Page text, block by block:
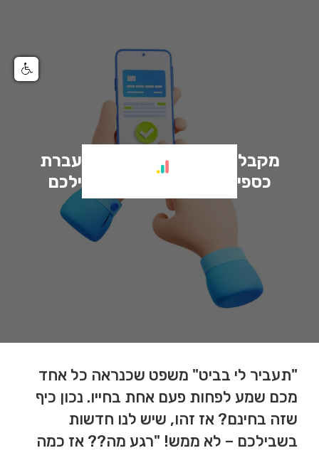
מקבלים כסף באפליקציה להעברת
כספים? יש לנו חדשות בשבילכם
"תעביר לי בביט" משפט שכנראה כל אחד
מכם שמע לפחות פעם אחת בחייו. נכון כיף
שזה בחינם? אז זהו, שיש לנו חדשות
בשבילכם – לא ממש! "רגע מה?? אז כמה